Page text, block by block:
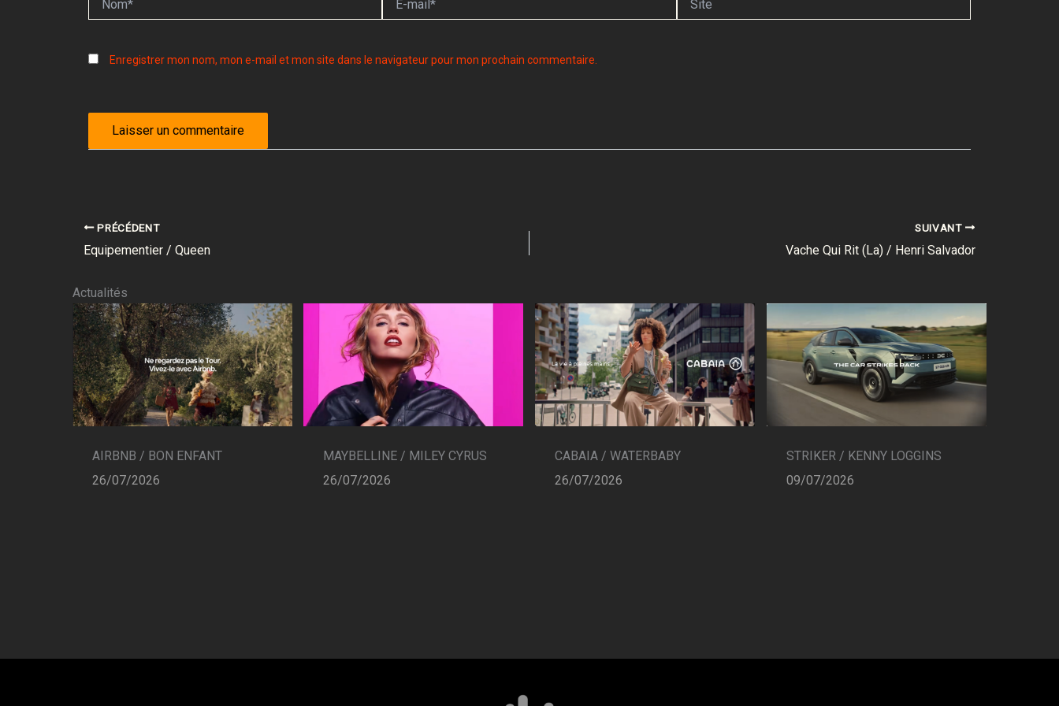
mail*
Enregistrer mon nom, mon e-mail et mon site dans le navigateur pour mon prochain commentaire.
PRÉCÉDENT
Equipementier / Queen
SUIVANT
Vache Qui Rit (La) / Henri Salvador
Actualités
AIRBNB / BON ENFANT
26/07/2026
MAYBELLINE / MILEY CYRUS
26/07/2026
CABAIA / WATERBABY
26/07/2026
STRIKER / KENNY LOGGINS
09/07/2026